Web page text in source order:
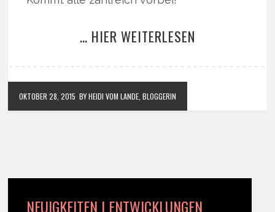
… HIER WEITERLESEN
OKTOBER 28, 2015 BY HEIDI VOM LANDE, BLOGGERIN
NEUIGKEITEN | ENTWICKLUNGEN